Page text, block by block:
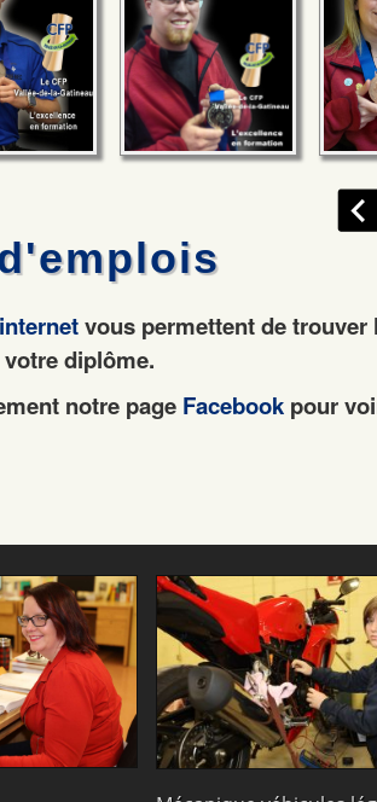
vous permettent de
diplôme.
notre page Facebook pour